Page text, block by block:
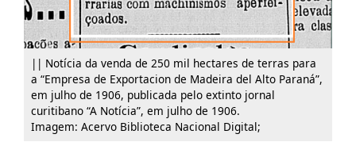
|| Notícia da venda de 250 mil hectares de terras para
a “Empresa de Exportacion de Madeira del Alto Paraná”,
em julho de 1906, publicada pelo extinto jornal
curitibano “A Notícia”, em julho de 1906.
Imagem: Acervo Biblioteca Nacional Digital;